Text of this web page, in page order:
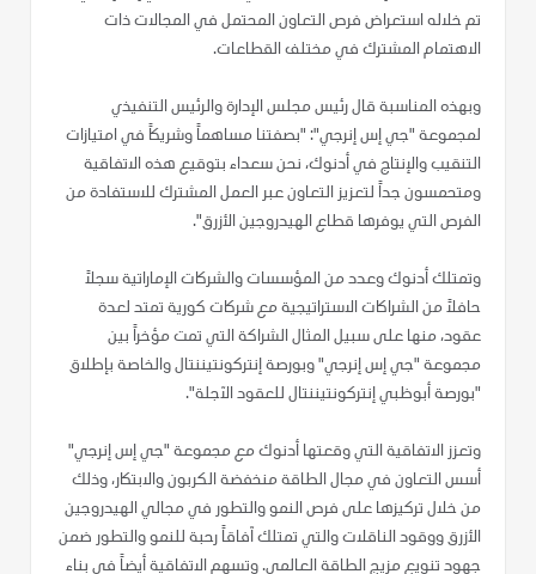
تم خلاله استعراض فرص التعاون المحتمل في المجالات ذات
الاهتمام المشترك في مختلف القطاعات.
وبهذه المناسبة قال رئيس مجلس الإدارة والرئيس التنفيذي
لمجموعة "جي إس إنرجي": "بصفتنا مساهماً وشريكاً في امتيازات
التنقيب والإنتاج في أدنوك، نحن سعداء بتوقيع هذه الاتفاقية
ومتحمسون جداً لتعزيز التعاون عبر العمل المشترك للاستفادة من
الفرص التي يوفرها قطاع الهيدروجين الأزرق".
وتمتلك أدنوك وعدد من المؤسسات والشركات الإماراتية سجلاً
حافلاً من الشراكات الاستراتيجية مع شركات كورية تمتد لعدة
عقود، منها على سبيل المثال الشراكة التي تمت مؤخراً بين
مجموعة "جي إس إنرجي" وبورصة إنتركونتيننتال والخاصة بإطلاق
"بورصة أبوظبي إنتركونتيننتال للعقود الآجلة".
وتعزز الاتفاقية التي وقعتها أدنوك مع مجموعة "جي إس إنرجي"
أسس التعاون في مجال الطاقة منخفضة الكربون والابتكار، وذلك
من خلال تركيزها على فرص النمو والتطور في مجالي الهيدروجين
الأزرق ووقود الناقلات والتي تمتلك آفاقاً رحبة للنمو والتطور ضمن
جهود تنويع مزيج الطاقة العالمي. وتسهم الاتفاقية أيضاً في بناء